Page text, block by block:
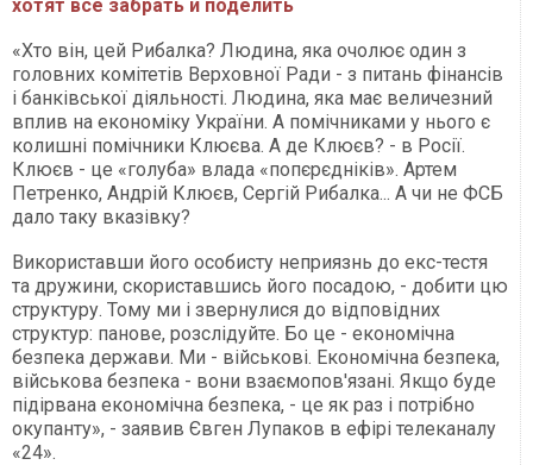
хотят все забрать и поделить
«Хто він, цей Рибалка? Людина, яка очолює один з
головних комітетів Верховної Ради - з питань фінансів
і банківської діяльності. Людина, яка має величезний
вплив на економіку України. А помічниками у нього є
колишні помічники Клюєва. А де Клюєв? - в Росії.
Клюєв - це «голуба» влада «попєрєдніків». Артем
Петренко, Андрій Клюєв, Сергій Рибалка... А чи не ФСБ
дало таку вказівку?
Використавши його особисту неприязнь до екс-тестя
та дружини, скориставшись його посадою, - добити цю
структуру. Тому ми і звернулися до відповідних
структур: панове, розслідуйте. Бо це - економічна
безпека держави. Ми - військові. Економічна безпека,
військова безпека - вони взаємопов'язані. Якщо буде
підірвана економічна безпека, - це як раз і потрібно
окупанту», - заявив Євген Лупаков в ефірі телеканалу
«24».